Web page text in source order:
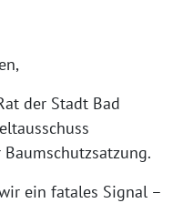
der Stadt Bad
ein fatales Signal –